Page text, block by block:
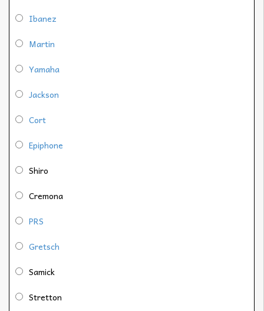
Ibanez
Martin
Yamaha
Jackson
Cort
Epiphone
Shiro
Cremona
PRS
Gretsch
Samick
Stretton